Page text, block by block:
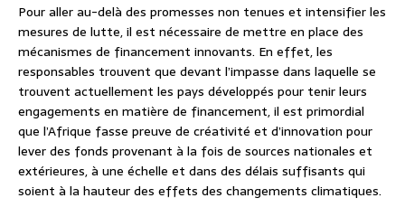
Pour aller au-delà des promesses non tenues et intensifier les
mesures de lutte, il est nécessaire de mettre en place des
mécanismes de financement innovants. En effet, les
responsables trouvent que devant l’impasse dans laquelle se
trouvent actuellement les pays développés pour tenir leurs
engagements en matière de financement, il est primordial
que l’Afrique fasse preuve de créativité et d’innovation pour
lever des fonds provenant à la fois de sources nationales et
extérieures, à une échelle et dans des délais suffisants qui
soient à la hauteur des effets des changements climatiques.